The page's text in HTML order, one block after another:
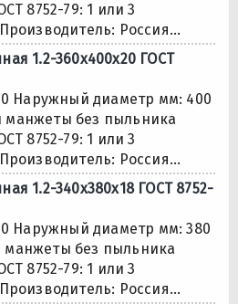
8752-79: 1 или 3
Россия...
1.2-360х400х20 ГОСТ
Наружный диаметр мм: 400
манжеты без пыльника
8752-79: 1 или 3
Россия...
1.2-340х380х18 ГОСТ 8752-
Наружный диаметр мм: 380
манжеты без пыльника
8752-79: 1 или 3
Россия...